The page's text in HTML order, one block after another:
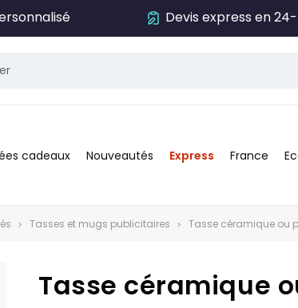
sur votre première commande dès 249€
cadeaux Nouveautés Express France
Tasses et mugs publicitaires Tasse céramique ou
Tasse céramique